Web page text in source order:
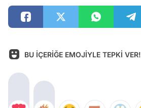
BU İÇERİĞE EMOJİYLE TEPKİ VER!